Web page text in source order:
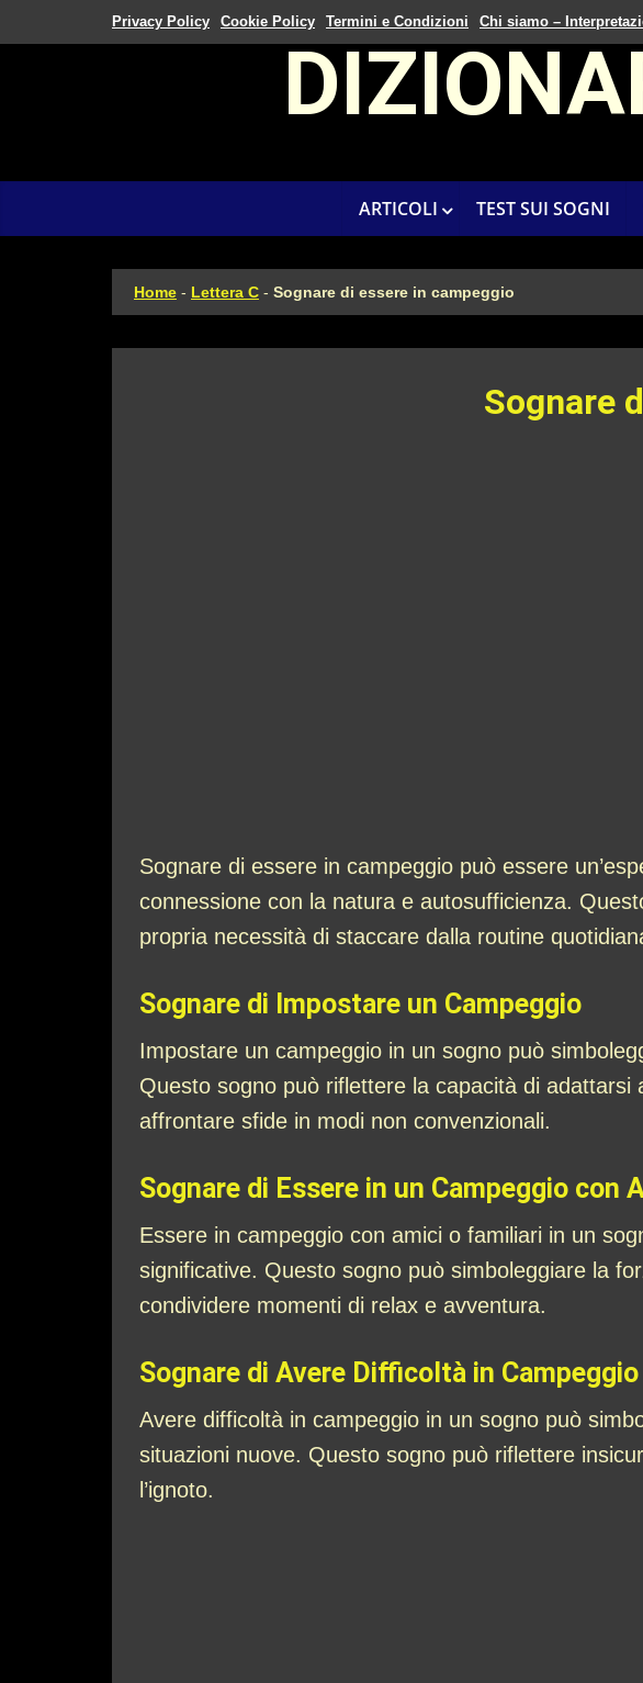
Privacy Policy Cookie Policy Termini e Condizioni Chi siamo –
ARTICOLI TEST SUI SOGNI
Home - Lettera C - Sognare di essere in campeggio
Sognare
Sognare di essere in campeggio può essere
connessione con la natura e autosufficienza.
propria necessità di staccare dalla routine
Sognare di Impostare un Campeggio
Impostare un campeggio in un sogno può
Questo sogno può riflettere la capacità di adattarsi
affrontare sfide in modi non convenzionali.
Sognare di Essere in un Campeggio con
Essere in campeggio con amici o familiari in un
significative. Questo sogno può simboleggiare la
condividere momenti di relax e avventura.
Sognare di Avere Difficoltà in Campeggio
Avere difficoltà in campeggio in un sogno può
situazioni nuove. Questo sogno può riflettere
l’ignoto.